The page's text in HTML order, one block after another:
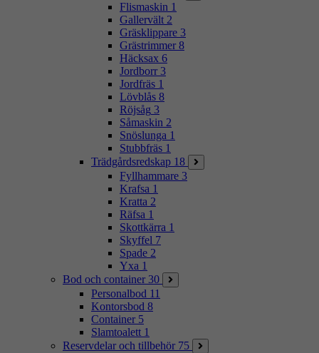
Flismaskin 1
Gallervält 2
Gräsklippare 3
Grästrimmer 8
Häcksax 6
Jordborr 3
Jordfräs 1
Lövblås 8
Röjsåg 3
Såmaskin 2
Snöslunga 1
Stubbfräs 1
Trädgårdsredskap 18
Fyllhammare 3
Krafsa 1
Kratta 2
Räfsa 1
Skottkärra 1
Skyffel 7
Spade 2
Yxa 1
Bod och container 30
Personalbod 11
Kontorsbod 8
Container 5
Slamtoalett 1
Reservdelar och tillbehör 75